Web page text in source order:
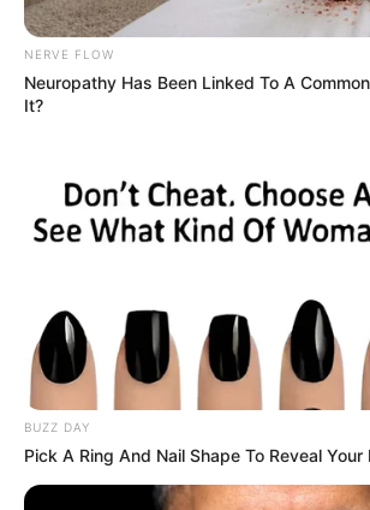
Este miércoles un famoso
MasterChef Celebrity: estos
10 participantes que están
SARA
¿Sara
fotos con
especular
NERVE FLOW
Neuropathy Has Been Linked To A
It?
BUZZ DAY
Pick A Ring And Nail Shape To Reveal